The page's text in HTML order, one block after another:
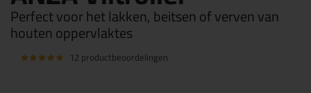
Perfect voor het lakken, beitsen of verven van
houten oppervlaktes
12 productbeoordelingen